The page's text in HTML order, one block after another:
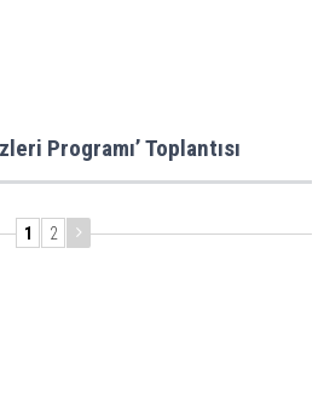
Programı’ Toplantısı
1 2